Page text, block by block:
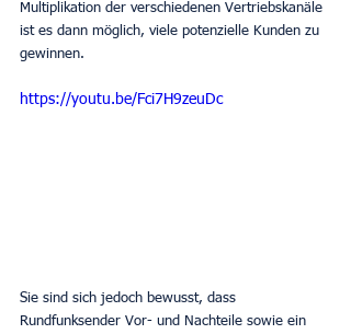
Multiplikation der verschiedenen Vertriebskanäle
ist es dann möglich, viele potenzielle Kunden zu
gewinnen.
https://youtu.be/Fci7H9zeuDc
Sie sind sich jedoch bewusst, dass
Rundfunksender Vor- und Nachteile sowie ein